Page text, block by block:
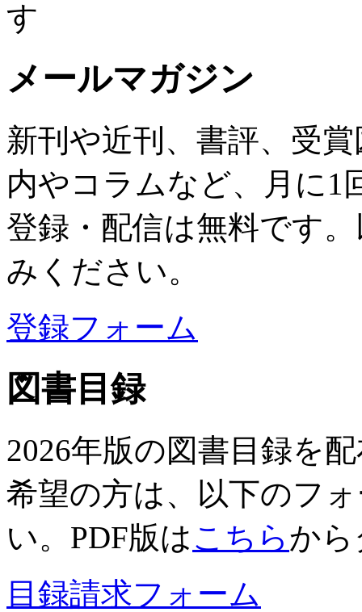
メールマガジン
新刊や近刊、書評、受
内やコラムなど、月に1
登録・配信は無料です
みください。
登録フォーム
図書目録
2026年版の図書目録を
希望の方は、以下のフ
い。PDF版はこちらか
目録請求フォーム